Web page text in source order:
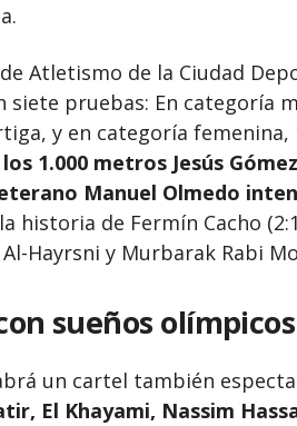
Atletismo de la Ciudad
siete pruebas: En categoría
y en categoría femenina,
1.000 metros Jesús
Manuel Olmedo
historia de Fermín Cacho
Hayrsni y Murbarak Rabi
sueños olímpicos
un cartel también
El Khayami, Nassim